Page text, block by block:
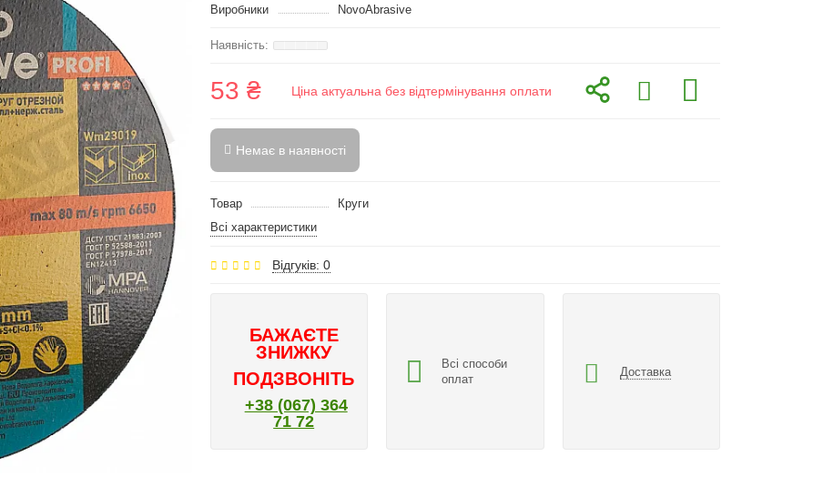
Виробники
NovoAbrasive
53 ₴ Ціна актуальна без відтермінування оплати
Немає в наявності
Товар
Круги
Всі характеристики
Відгуків: 0
БАЖАЄТЕ
ЗНИЖКУ
ПОДЗВОНІТЬ
+38 (067) 364
71 72
Всі способи
оплат
Доставка